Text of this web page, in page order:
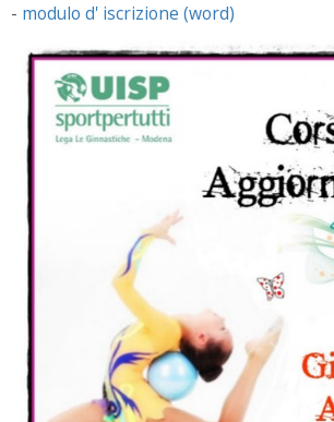
- modulo d' iscrizione (word)